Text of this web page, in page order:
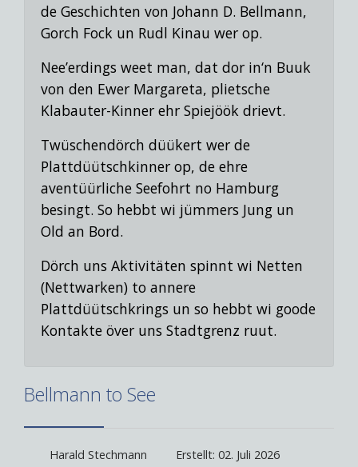
de Geschichten von Johann D. Bellmann,
Gorch Fock un Rudl Kinau wer op.
Nee’erdings weet man, dat dor in‘n Buuk
von den Ewer Margareta, plietsche
Klabauter-Kinner ehr Spiejöök drievt.
Twüschendörch düükert wer de
Plattdüütschkinner op, de ehre
aventüürliche Seefohrt no Hamburg
besingt. So hebbt wi jümmers Jung un
Old an Bord.
Dörch uns Aktivitäten spinnt wi Netten
(Nettwarken) to annere
Plattdüütschkrings un so hebbt wi goode
Kontakte över uns Stadtgrenz ruut.
Bellmann to See
Harald Stechmann Erstellt: 02. Juli 2026